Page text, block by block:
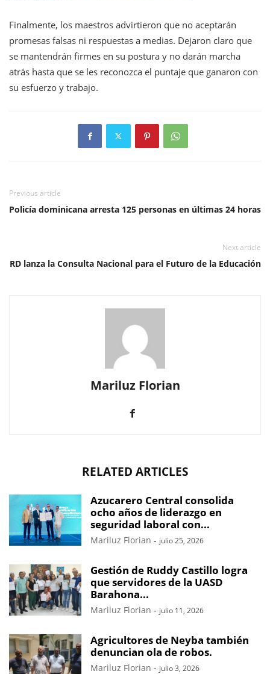
Finalmente, los maestros advirtieron que no aceptarán
promesas falsas ni respuestas a medias. Dejaron claro que
se mantendrán firmes en su postura y no darán marcha
atrás hasta que se les reconozca el puntaje que ganaron con
su esfuerzo y trabajo.
Previous article
Policía dominicana arresta 125 personas en últimas 24 horas
Next article
RD lanza la Consulta Nacional para el Futuro de la Educación
Mariluz Florian
RELATED ARTICLES
Azucarero Central consolida
ocho años de liderazgo en
seguridad laboral con...
Mariluz Florian - julio 25, 2026
Gestión de Ruddy Castillo logra
que servidores de la UASD
Barahona...
Mariluz Florian - julio 11, 2026
Agricultores de Neyba también
denuncian ola de robos.
Mariluz Florian - julio 3, 2026